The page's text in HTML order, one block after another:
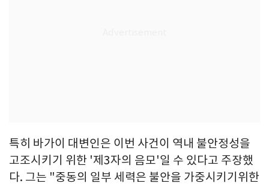
특히 바가이 대변인은 이번 사건이 역내 불안정성을
고조시키기 위한 '제3자의 음모'일 수 있다고 주장했
다. 그는 "중동의 일부 세력은 불안을 가중시키기위한